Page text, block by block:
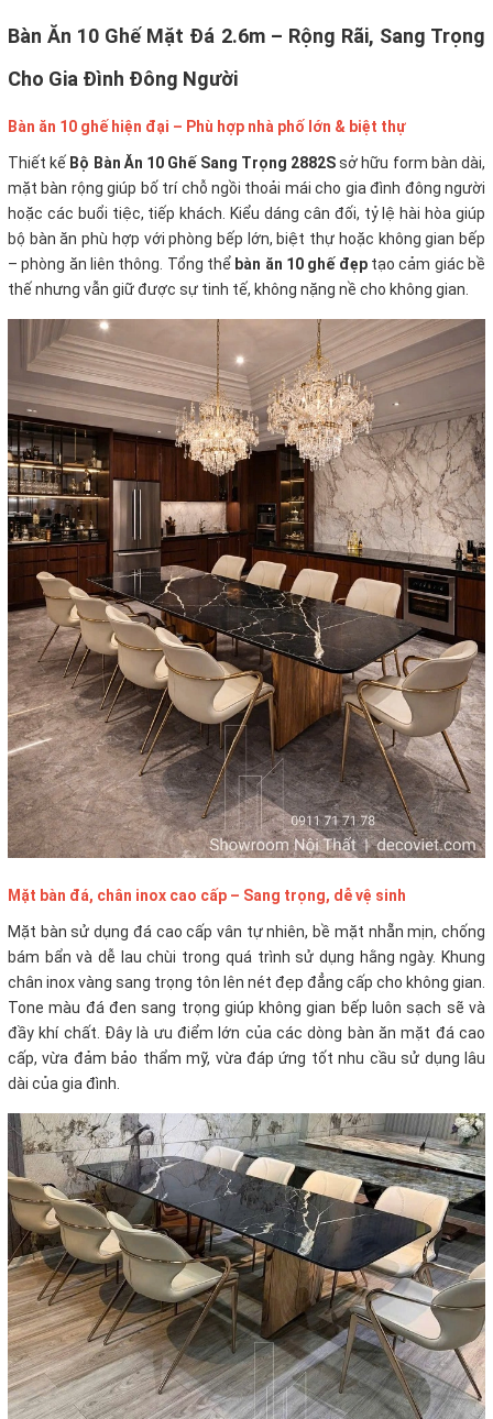
Bàn Ăn 10 Ghế Mặt Đá 2.6m – Rộng Rãi, Sang Trọng
Cho Gia Đình Đông Người
Bàn ăn 10 ghế hiện đại – Phù hợp nhà phố lớn & biệt thự
Thiết kế Bộ Bàn Ăn 10 Ghế Sang Trọng 2882Ssở hữu form bàn dài,
mặt bàn rộng giúp bố trí chỗ ngồi thoải mái cho gia đình đông người
hoặc các buổi tiệc, tiếp khách. Kiểu dáng cân đối, tỷ lệ hài hòa giúp
bộ bàn ăn phù hợp với phòng bếp lớn, biệt thự hoặc không gian bếp
– phòng ăn liên thông. Tổng thể bàn ăn 10 ghế đẹp tạo cảm giác bề
thế nhưng vẫn giữ được sự tinh tế, không nặng nề cho không gian.
Mặt bàn đá, chân inox cao cấp – Sang trọng, dễ vệ sinh
Mặt bàn sử dụng đá cao cấp vân tự nhiên, bề mặt nhẵn mịn, chống
bám bẩn và dễ lau chùi trong quá trình sử dụng hằng ngày. Khung
chân inox vàng sang trọng tôn lên nét đẹp đẳng cấp cho không gian.
Tone màu đá đen sang trọng giúp không gian bếp luôn sạch sẽ và
đầy khí chất. Đây là ưu điểm lớn của các dòng bàn ăn mặt đá cao
cấp, vừa đảm bảo thẩm mỹ, vừa đáp ứng tốt nhu cầu sử dụng lâu
dài của gia đình.